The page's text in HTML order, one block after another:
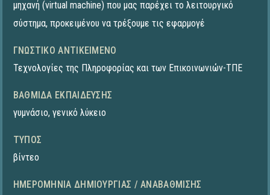
μηχανή (virtual machine) που μας παρέχει το λειτουργικό
σύστημα, προκειμένου να τρέξουμε τις εφαρμογέ
ΓΝΩΣΤΙΚΌ ΑΝΤΙΚΕΊΜΕΝΟ
Τεχνολογίες της Πληροφορίας και των Επικοινωνιών-ΤΠΕ
ΒΑΘΜΊΔΑ ΕΚΠΑΊΔΕΥΣΗΣ
γυμνάσιο, γενικό λύκειο
ΤΎΠΟΣ
βίντεο
ΗΜΕΡΟΜΗΝΊΑ ΔΗΜΙΟΥΡΓΊΑΣ / ΑΝΑΒΆΘΜΙΣΗΣ